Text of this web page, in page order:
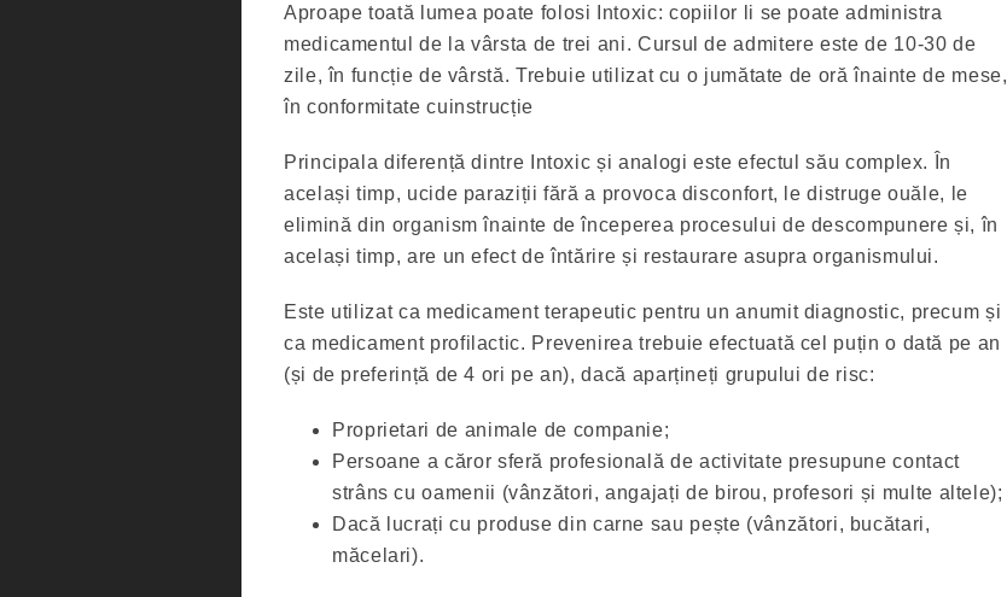
Aproape toată lumea poate folosi Intoxic: copiilor li se poate administra
medicamentul de la vârsta de trei ani. Cursul de admitere este de 10-30 de
zile, în funcție de vârstă. Trebuie utilizat cu o jumătate de oră înainte de mese,
în conformitate cuinstrucție
Principala diferență dintre Intoxic și analogi este efectul său complex. În
același timp, ucide paraziții fără a provoca disconfort, le distruge ouăle, le
elimină din organism înainte de începerea procesului de descompunere și, în
același timp, are un efect de întărire și restaurare asupra organismului.
Este utilizat ca medicament terapeutic pentru un anumit diagnostic, precum și
ca medicament profilactic. Prevenirea trebuie efectuată cel puțin o dată pe an
(și de preferință de 4 ori pe an), dacă aparțineți grupului de risc:
Proprietari de animale de companie;
Persoane a căror sferă profesională de activitate presupune contact
strâns cu oamenii (vânzători, angajați de birou, profesori și multe altele);
Dacă lucrați cu produse din carne sau pește (vânzători, bucătari,
măcelari).